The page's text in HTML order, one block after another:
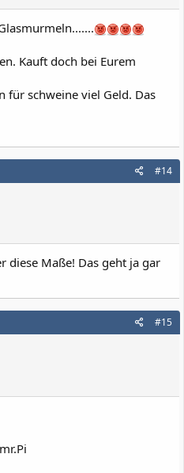
Kauft doch bei Eurem
für schweine viel Geld. Das
#14
diese Maße! Das geht ja gar
#15